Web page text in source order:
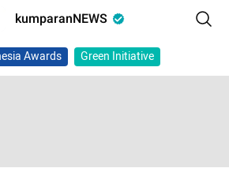
kumparanNEWS
Awards Green Initiative